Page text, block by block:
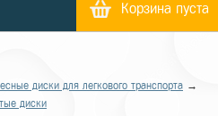
Корзина пуста
диски для легкового транспорта →
диски